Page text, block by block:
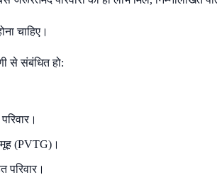
चाहिए।
से संबंधित हो:
(PVTG)।
परिवार।